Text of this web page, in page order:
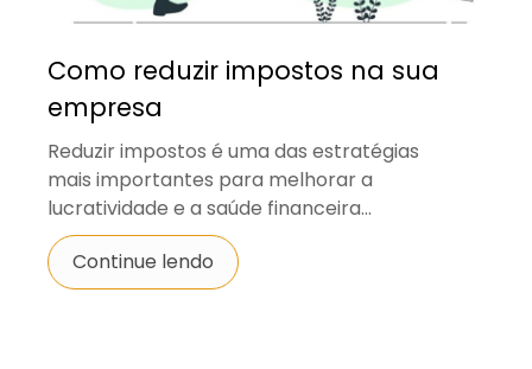
Como reduzir impostos na sua
empresa
Reduzir impostos é uma das estratégias
mais importantes para melhorar a
lucratividade e a saúde financeira...
Continue lendo